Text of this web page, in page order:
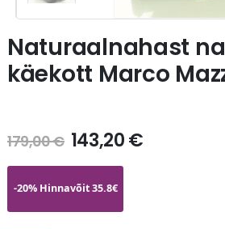
Naturaalnahast
käekott Marco
179,00€ 143,20€
-20% Hinnavõit 35.8€